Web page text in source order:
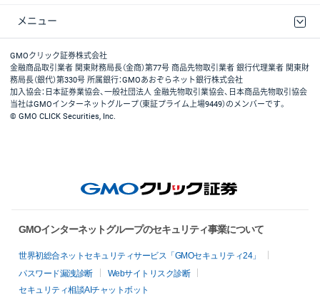
メニュー
取引規程・約款
最良執行方針
ディスクレイマー
リスク説明
GMOクリック証券ホームページ
GMOクリック証券株式会社
金融商品取引業者 関東財務局長（金商）第77号 商品先物取引業者 銀行代理業者 関東財
務局長（銀代）第330号 所属銀行：GMOあおぞらネット銀行株式会社
加入協会：日本証券業協会、一般社団法人 金融先物取引業協会、日本商品先物取引協会
当社はGMOインターネットグループ（東証プライム上場9449）のメンバーです。
© GMO CLICK Securities, Inc.
GMOインターネットグループのセキュリティ事業について
世界初総合ネットセキュリティサービス「GMOセキュリティ24」
パスワード漏洩診断
Webサイトリスク診断
セキュリティ相談AIチャットボット